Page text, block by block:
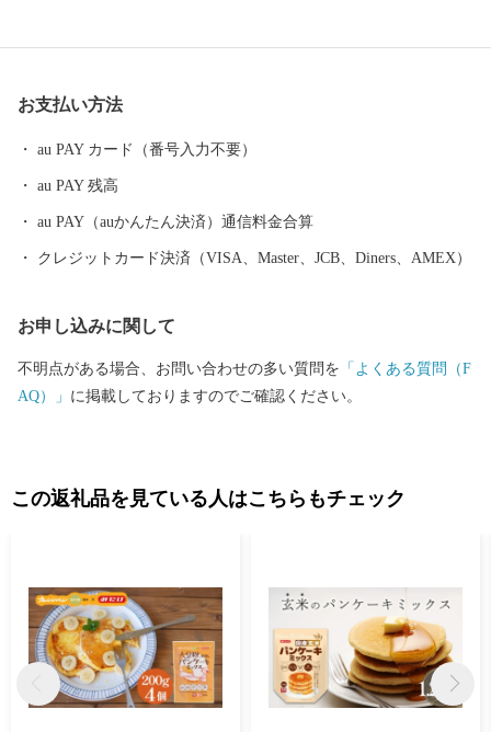
して栄え、380年余の伝統を誇る「ひな人形のまち」として、また
ました。 現在では首都圏50キロメートル圏内という地理的条件に
恵まれ、県央部の中核都市として発展を続けています。
お支払い方法
au PAY カード（番号入力不要）
au PAY 残高
au PAY（auかんたん決済）通信料金合算
クレジットカード決済（VISA、Master、JCB、Diners、AMEX）
お申し込みに関して
不明点がある場合、お問い合わせの多い質問を 「よくある質問（F
AQ）」 に掲載しておりますのでご確認ください。
この返礼品を見ている人はこちらもチェック